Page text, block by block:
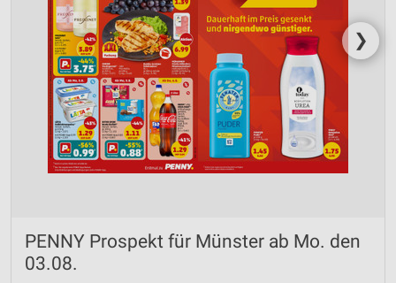
❯
PENNY Prospekt für Münster ab Mo. den
03.08.